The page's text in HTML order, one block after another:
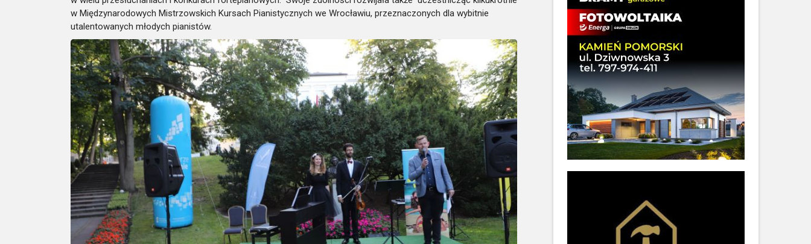
w Międzynarodowych Mistrzowskich Kursach Pianistycznych we Wrocławiu, przeznaczonych dla wybitnie
utalentowanych młodych pianistów.